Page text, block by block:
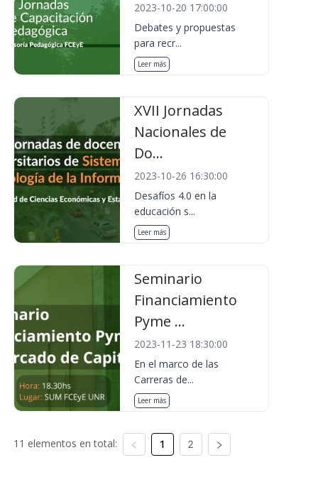
2023-10-20 17:00:00
Debates y propuestas
para recr...
Leer más
XVII Jornadas
Nacionales de
Do...
2023-10-26 16:30:00
Desafíos 4.0 en la
educación s...
Leer más
Seminario
Financiamiento
Pyme ...
2023-11-23 18:30:00
En el marco de las
Carreras de...
Leer más
11 elementos en total: 1 2